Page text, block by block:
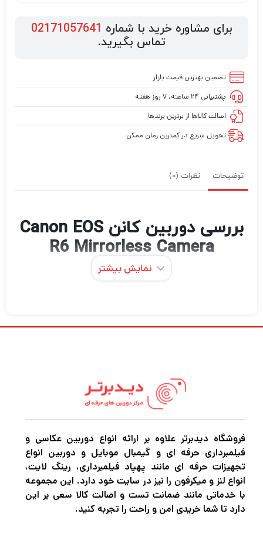
برای مشاوره خرید با شماره 02171057641
تماس بگیرید.
تضمین بهترین قیمت بازار
پشتیبانی ۲۴ ساعته، ۷ روز هفته
اصالت کالاها از برترین برندها
تحویل سریع در کمترین زمان ممکن
توضیحات نظرات (0)
بررسی دوربین کانن Canon EOS
R6 Mirrorless Camera
الکترونیکی (بی صدا) قابل انتخاب می تواند
تصاویری با سرعت 20 فریم در ثانیه بگیرد که برای
عکاسان حیات وحش و عکاسان عکاسی مفید
است.
سنسور 20 مگاپیکسلی فول فریم و پردازنده
DIGIC X
EOS R6 که حول یک حسگر CMOS فول فریم
نمایش بیشتر
فروشگاه دیدبرتر علاوه بر ارائه انواع دوربین عکاسی و
فیلمبرداری حرفه ای و گیمبال موبایل و دوربین انواع
تجهیزات حرفه ای مانند پهپاد فیلمبرداری، رینگ لایت،
انواع لنز و میکرفون را نیز در سایت خود دارد. این مجموعه
با خدماتی مانند ضمانت تست و اصالت کالا سعی بر این
دارد تا شما خریدی امن و راحت را تجربه کنید.